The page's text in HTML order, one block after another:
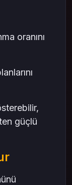
oranını
güçlü